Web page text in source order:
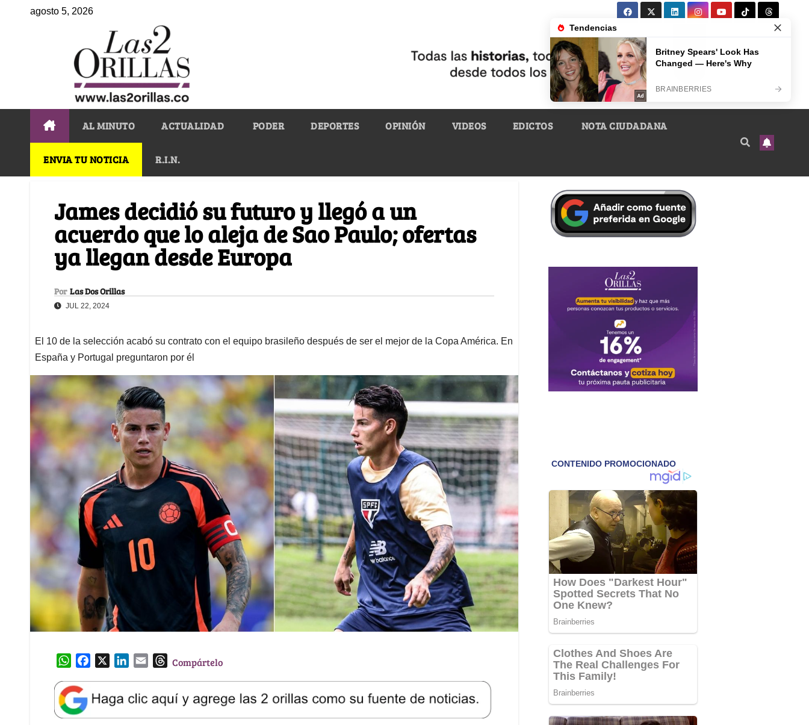
agosto 5, 2026
AL MINUTO ACTUALIDAD PODER DEPORTES OPINIÓN VIDEOS EDICTOS NOTA CIUDADANA
ENVIA TU NOTICIA R.I.N.
James decidió su futuro y llegó a un
acuerdo que lo aleja de Sao Paulo; ofertas
ya llegan desde Europa
Por Las Dos Orillas
JUL 22, 2024
El 10 de la selección acabó su contrato con el equipo brasileño después de ser el mejor de la Copa América. En
España y Portugal preguntaron por él
W
a
t
s
e
b
k
e
l
T
e
a
Compártelo